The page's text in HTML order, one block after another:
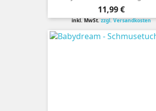
Preis
11,99 €
inkl. MwSt.zzgl. Versandkosten